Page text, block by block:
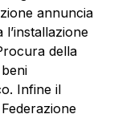
annuncia
della
Infine il